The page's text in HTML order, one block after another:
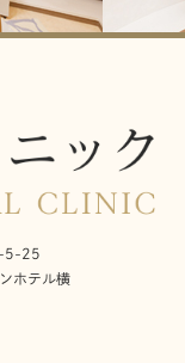
5-25
ホテル横